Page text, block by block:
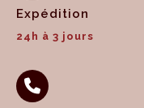
Expédition
24h à 3 jours